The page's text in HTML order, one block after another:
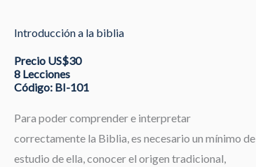
Introducción a la biblia
Precio US$30
8 Lecciones
Código: BI-101
Para poder comprender e interpretar
correctamente la Biblia, es necesario un mínimo de
estudio de ella, conocer el origen tradicional,